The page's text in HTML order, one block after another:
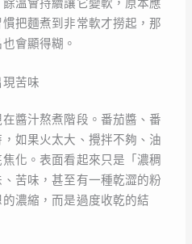
溫會持續讓它變軟，原本應
把麵煮到非常軟才撈起，那
會顯得糊。
苦味
醬汁熬煮階段。番茄醬、番
如果火太大、攪拌不夠、油
化。表面看起來只是「濃稠
苦味，甚至有一種乾澀的粉
濃縮，而是過度收乾的結